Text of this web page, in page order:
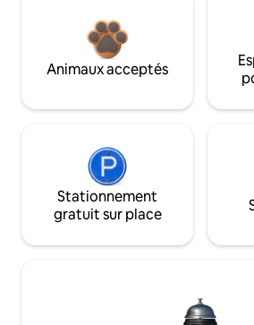
Animaux acceptés
Stationnement
gratuit sur place